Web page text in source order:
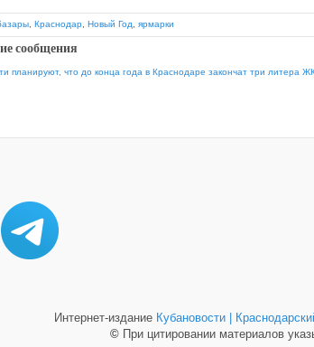
Краснодар Новый Год ярмарки
сообщения
планируют, что до конца года в Краснодаре закончат три литера
Интернет-издание Кубановости |
© При цитировании материалов